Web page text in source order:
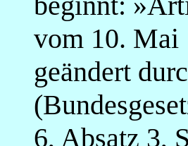
vom 10. Mai
geändert
6, Absatz 3,